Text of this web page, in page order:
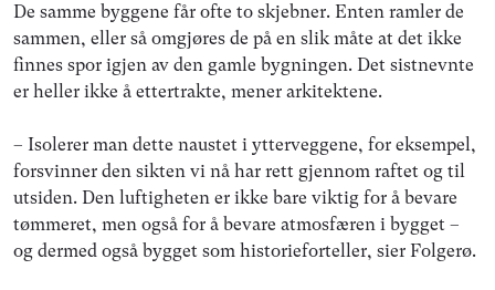
De samme byggene får ofte to skjebner. Enten ramler de
sammen, eller så omgjøres de på en slik måte at det ikke
finnes spor igjen av den gamle bygningen. Det sistnevnte
er heller ikke å ettertrakte, mener arkitektene.
– Isolerer man dette naustet i ytterveggene, for eksempel,
forsvinner den sikten vi nå har rett gjennom raftet og til
utsiden. Den luftigheten er ikke bare viktig for å bevare
tømmeret, men også for å bevare atmosfæren i bygget –
og dermed også bygget som historieforteller, sier Folgerø.